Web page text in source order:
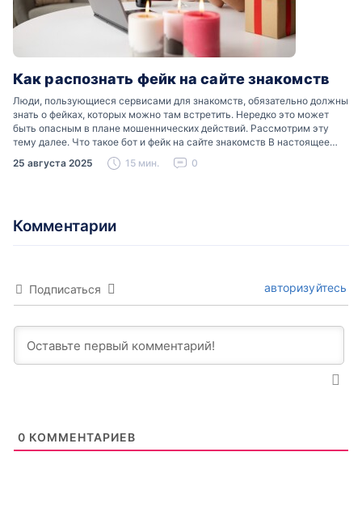
Как распознать фейк на сайте знакомств
Люди, пользующиеся сервисами для знакомств, обязательно должны
знать о фейках, которых можно там встретить. Нередко это может
быть опасным в плане мошеннических действий. Рассмотрим эту
тему далее. Что такое бот и фейк на сайте знакомств В настоящее
время можно встретить свою…
25 августа 2025 15 мин. 0
Комментарии
Подписаться авторизуйтесь
0 КОММЕНТАРИЕВ